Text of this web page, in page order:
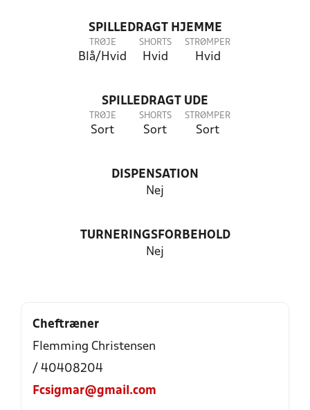
SPILLEDRAGT HJEMME
TRØJE
Blå/Hvid
SHORTS
Hvid
STRØMPER
Hvid
SPILLEDRAGT UDE
TRØJE
Sort
SHORTS
Sort
STRØMPER
Sort
DISPENSATION
Nej
TURNERINGSFORBEHOLD
Nej
Cheftræner
Flemming Christensen
/ 40408204
Fcsigmar@gmail.com